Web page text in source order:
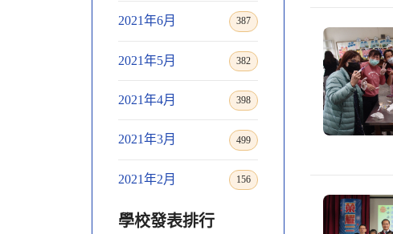
2021年6月 387
2021年5月 382
2021年4月 398
2021年3月 499
2021年2月 156
學校發表排行